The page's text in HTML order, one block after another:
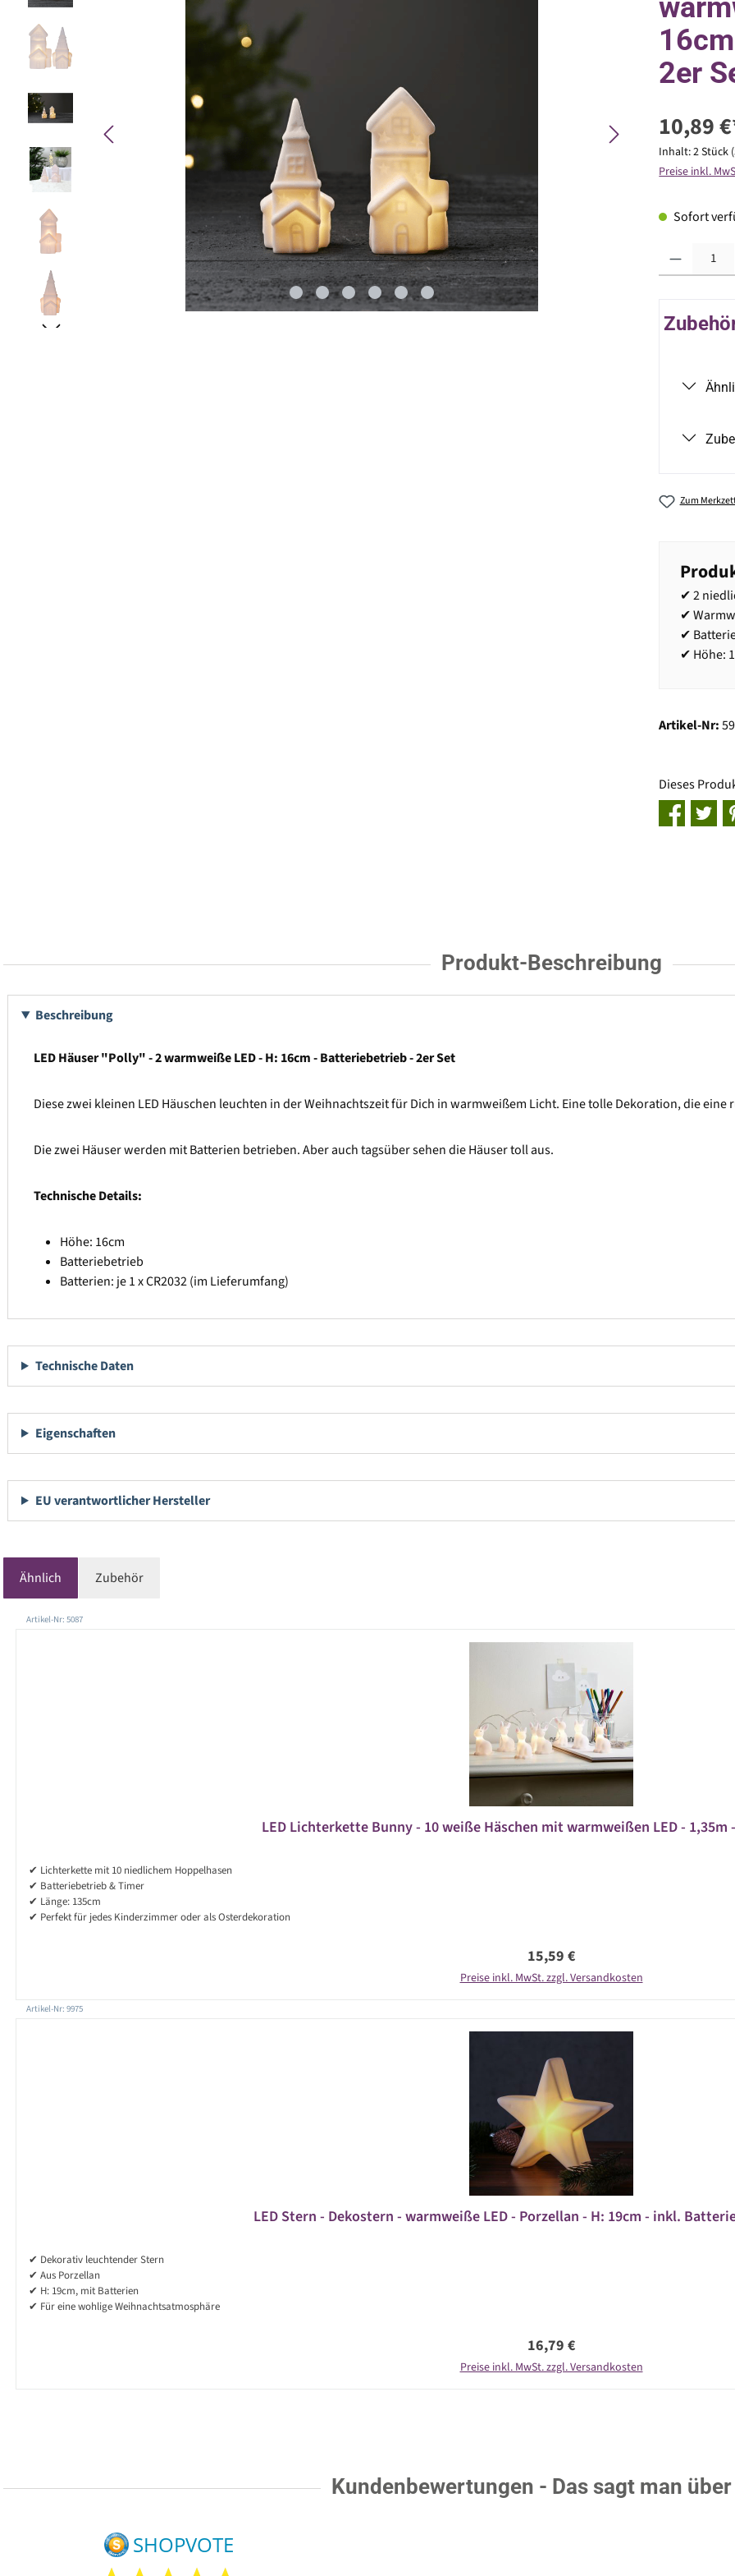
2er
10,89
Inhalt:2 Stück
Preise inkl.
Sofort
Zum
✔ 2
✔
✔
✔ Höhe:
Artikel-Nr:
Dieses
Produkt-Beschreibung
Beschreibung
LED Häuser "Polly" - 2 warmweiße LED - H: 16cm - Batteriebetrieb - 2er Set
Diese zwei kleinen LED Häuschen leuchten in der Weihnachtszeit für Dich in warmweißem Licht. Eine tolle Dekoration, die
Die zwei Häuser werden mit Batterien betrieben. Aber auch tagsüber sehen die Häuser toll aus.
Technische Details:
Höhe: 16cm
Batteriebetrieb
Batterien: je 1 x CR2032 (im Lieferumfang)
Technische Daten
Eigenschaften
EU verantwortlicher Hersteller
Ähnlich Zubehör
Produktgalerie überspringen
Artikel-Nr: 5087
LED Lichterkette Bunny - 10 weiße Häschen mit warmweißen LED -
✔ Lichterkette mit 10 niedlichem Hoppelhasen
✔ Batteriebetrieb & Timer
✔ Länge: 135cm
✔ Perfekt für jedes Kinderzimmer oder als Osterdekoration
Regulärer Preis:
15,59 €
Preise inkl. MwSt. zzgl. Versandkosten
Artikel-Nr: 9975
LED Stern - Dekostern - warmweiße LED - Porzellan - H: 19cm - inkl.
✔ Dekorativ leuchtender Stern
✔ Aus Porzellan
✔ H: 19cm, mit Batterien
✔ Für eine wohlige Weihnachtsatmosphäre
Regulärer Preis:
16,79 €
Preise inkl. MwSt. zzgl. Versandkosten
Kundenbewertungen - Das sagt man